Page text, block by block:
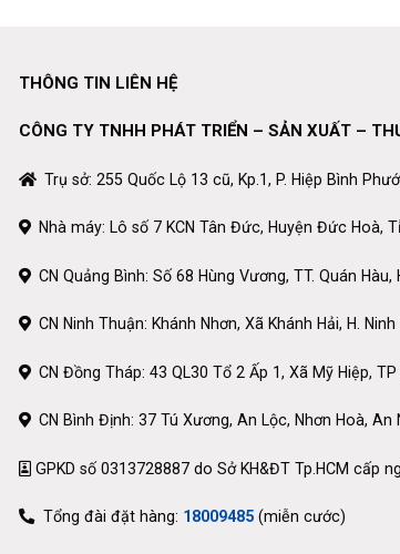
THÔNG TIN LIÊN HỆ
CÔNG TY TNHH PHÁT TRIỂN – SẢN XUẤT –
Trụ sở: 255 Quốc Lộ 13 cũ, Kp.1, P. Hiệp Bình
Nhà máy: Lô số 7 KCN Tân Đức, Huyện Đức Hoà,
CN Quảng Bình: Số 68 Hùng Vương, TT. Quán Hàu,
CN Ninh Thuận: Khánh Nhơn, Xã Khánh Hải, H.
CN Đồng Tháp: 43 QL30 Tổ 2 Ấp 1, Xã Mỹ Hiệp,
CN Bình Định: 37 Tú Xương, An Lộc, Nhơn Hoà, An
GPKD số 0313728887 do Sở KH&ĐT Tp.HCM cấp
Tổng đài đặt hàng: 18009485 (miễn cước)